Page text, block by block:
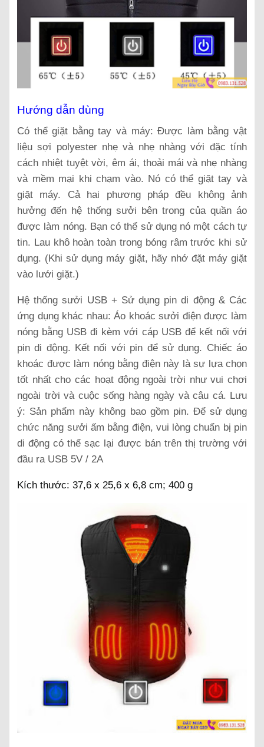
Hướng dẫn dùng
Có thể giặt bằng tay và máy: Được làm bằng vật
liệu sợi polyester nhẹ và nhẹ nhàng với đặc tính
cách nhiệt tuyệt vời, êm ái, thoải mái và nhẹ nhàng
và mềm mại khi chạm vào. Nó có thể giặt tay và
giặt máy. Cả hai phương pháp đều không ảnh
hưởng đến hệ thống sưởi bên trong của quần áo
được làm nóng. Bạn có thể sử dụng nó một cách tự
tin. Lau khô hoàn toàn trong bóng râm trước khi sử
dụng. (Khi sử dụng máy giặt, hãy nhớ đặt máy giặt
vào lưới giặt.)
Hệ thống sưởi USB + Sử dụng pin di động & Các
ứng dụng khác nhau: Áo khoác sưởi điện được làm
nóng bằng USB đi kèm với cáp USB để kết nối với
pin di động. Kết nối với pin để sử dụng. Chiếc áo
khoác được làm nóng bằng điện này là sự lựa chọn
tốt nhất cho các hoạt động ngoài trời như vui chơi
ngoài trời và cuộc sống hàng ngày và câu cá. Lưu
ý: Sản phẩm này không bao gồm pin. Để sử dụng
chức năng sưởi ấm bằng điện, vui lòng chuẩn bị pin
di động có thể sạc lại được bán trên thị trường với
đầu ra USB 5V / 2A
Kích thước: 37,6 x 25,6 x 6,8 cm; 400 g